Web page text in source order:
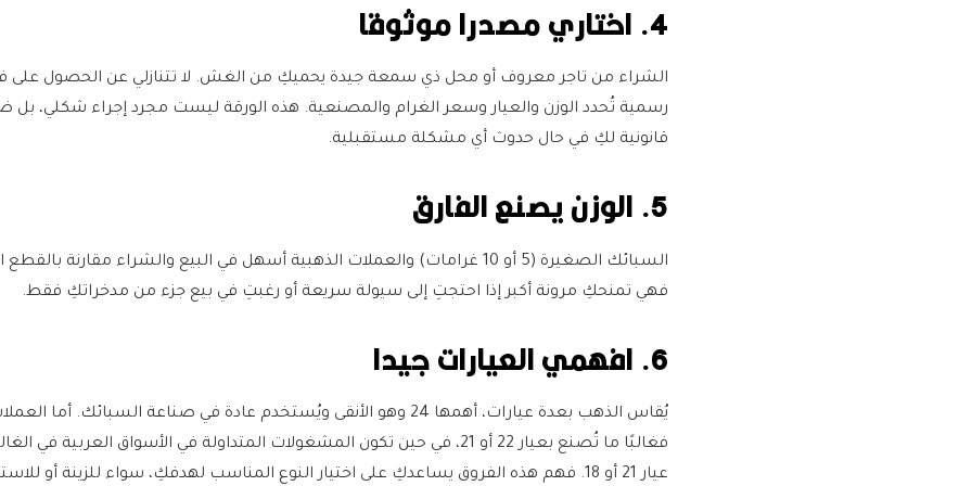
4. اختاري مصدرا موثوقا
الشراء من تاجر معروف أو محل ذي سمعة جيدة يحميكِ من الغش. لا تتنازلي عن الحصول على
رسمية تُحدد الوزن والعيار وسعر الغرام والمصنعية. هذه الورقة ليست مجرد إجراء شكلي، بل
قانونية لكِ في حال حدوث أي مشكلة مستقبلية.
5. الوزن يصنع الفارق
السبائك الصغيرة (5 أو 10 غرامات) والعملات الذهبية أسهل في البيع والشراء مقارنة
فهي تمنحكِ مرونة أكبر إذا احتجتِ إلى سيولة سريعة أو رغبتِ في بيع جزء من مدخراتكِ فقط.
6. افهمي العيارات جيدا
يُقاس الذهب بعدة عيارات، أهمها 24 وهو الأنقى ويُستخدم عادة في صناعة السبائك. أما
فغالبًا ما تُصنع بعيار 22 أو 21، في حين تكون المشغولات المتداولة في الأسواق العربية في
عيار 21 أو 18. فهم هذه الفروق يساعدكِ على اختيار النوع المناسب لهدفكِ، سواء للزينة أو للاستثمار.